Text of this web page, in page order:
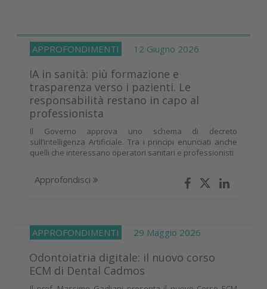
APPROFONDIMENTI 12 Giugno 2026
IA in sanità: più formazione e
trasparenza verso i pazienti. Le
responsabilità restano in capo al
professionista
Il Governo approva uno schema di decreto
sull’intelligenza Artificiale. Tra i principi enunciati anche
quelli che interessano operatori sanitari e professionisti
Approfondisci
APPROFONDIMENTI 29 Maggio 2026
Odontoiatria digitale: il nuovo corso
ECM di Dental Cadmos